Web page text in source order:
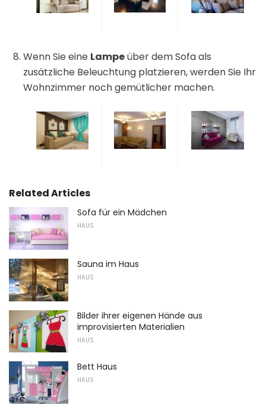
Wenn Sie eine Lampeüber dem Sofa als
zusätzliche Beleuchtung platzieren, werden Sie Ihr
Wohnzimmer noch gemütlicher machen.
Related Articles
Sofa für ein Mädchen
HAUS
Sauna im Haus
HAUS
Bilder ihrer eigenen Hände aus
improvisierten Materialien
HAUS
Bett Haus
HAUS